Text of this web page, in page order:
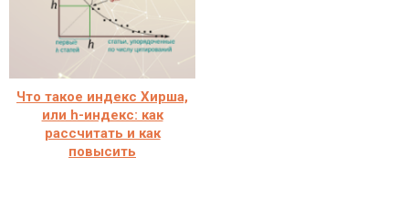
Что такое индекс Хирша,
или h-индекс: как
рассчитать и как
повысить